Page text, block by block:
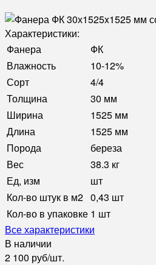
Характеристики:
Фанера
ФК
Влажность
10-12%
Сорт
4/4
Толщина
30 мм
Ширина
1525 мм
Длина
1525 мм
Порода
береза
Вес
38.3 кг
Ед, изм
шт
Кол-во штук в м2 0,43 шт
Кол-во в упаковке 1 шт
Все характеристики
В наличии
2 100 руб/шт.